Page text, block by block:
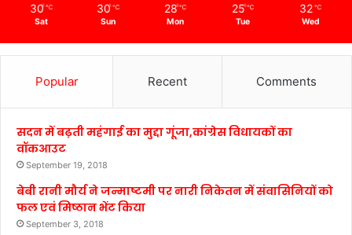
30 ℃
Sat
30 ℃
Sun
28 ℃
Mon
25 ℃
Tue
32 ℃
Wed
Popular Recent Comments
सदन में बढ़ती महंगाई का मुद्दा गूंजा,कांग्रेस विधायकों का
वॉकआउट
September 19, 2018
बेबी रानी मौर्य ने जन्माष्टमी पर नारी निकेतन में संवासिनियों को
फल एवं मिष्ठान भेंट किया
September 3, 2018